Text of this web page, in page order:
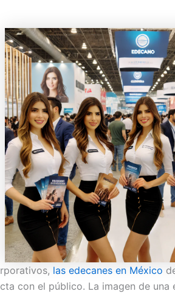
las edecanes en México
con el público. La imagen de